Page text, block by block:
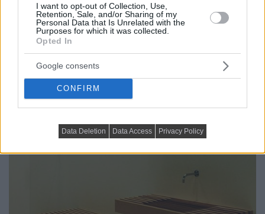
I want to opt-out of Collection, Use,
Retention, Sale, and/or Sharing of my
Personal Data that Is Unrelated with the
Purposes for which it was collected.
Opted In
Google consents
CONFIRM
Data Deletion Data Access Privacy Policy
FÜRDŐSZOBA BÚTOR, BERENDEZÉS
Minimalista, de meleg hangulatú
fürdőszoba kollekció